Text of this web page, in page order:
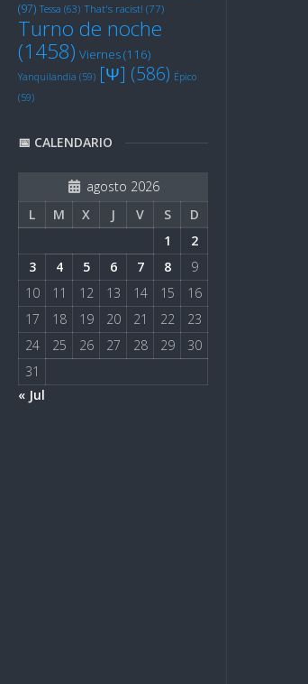
(97) Tessa (63) That's racist! (77)
Turno de noche
(1458) Viernes(116)
Yanquilandia (59) [Ψ] (586) Épico
(59)
📅 CALENDARIO
agosto 2026
L
M X J V S
D
1
2
3
4 5 6 7 8
9
10
11 12 13 14 15
16
17
18 19 20 21 22
23
24
25 26 27 28 29
30
31
« Jul